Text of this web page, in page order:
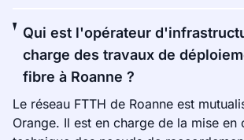
Qui est l'opérateur
charge des travaux de
fibre à Roanne ?
Le réseau FTTH de Roanne est
Orange. Il est en charge de la mise en